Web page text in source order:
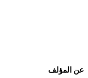
عن المؤلف